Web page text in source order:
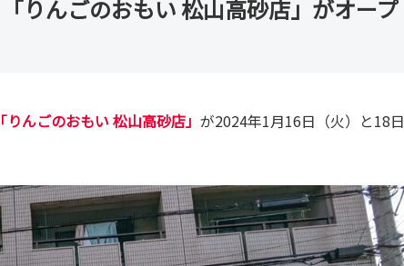
りんごのおもい 松山高砂店」がオープ
「りんごのおもい 松山高砂店」 が2024年1月16日（火）と18日